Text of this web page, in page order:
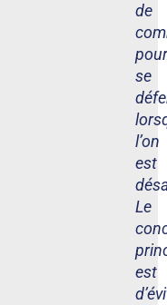
de
pour
se
l’on
est
Le
est